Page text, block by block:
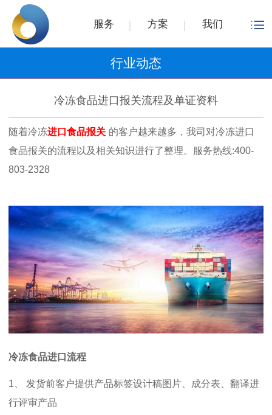
服务 方案 我们
行业动态
冷冻食品进口报关流程及单证资料
随着冷冻进口食品报关 的客户越来越多，我司对冷冻进口
食品报关的流程以及相关知识进行了整理。服务热线:400-
803-2328
冷冻食品进口流程
1、 发货前客户提供产品标签设计稿图片、成分表、翻译进
行评审产品